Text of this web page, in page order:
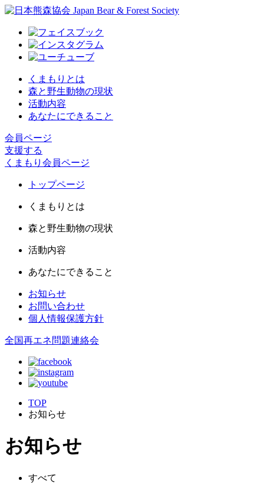
くまもりとは
森と野生動物の現状
活動内容
あなたにできること
会員ページ
支援する
くまもり会員ページ
トップページ
くまもりとは
森と野生動物の現状
活動内容
あなたにできること
お知らせ
お問い合わせ
個人情報保護方針
全国再エネ問題連絡会
TOP
お知らせ
お知らせ
すべて